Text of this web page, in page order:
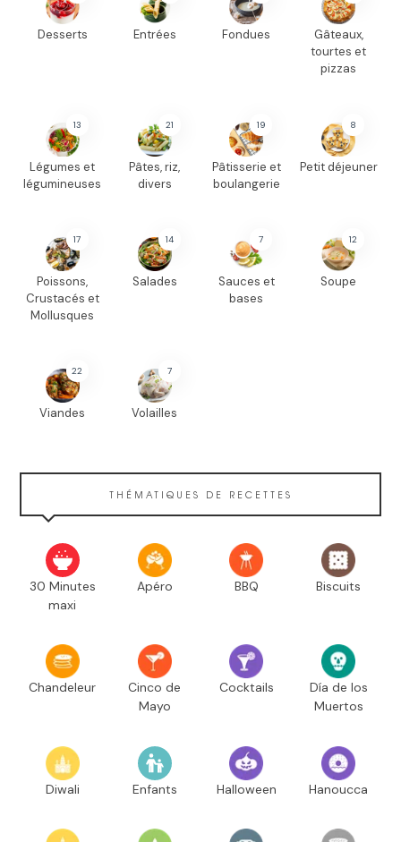
Desserts Entrées Fondues
Gâteaux,
tourtes et
pizzas
13
Légumes et
légumineuses
21
Pâtes, riz,
divers
19
Pâtisserie et
boulangerie
8
Petit déjeuner
17
Poissons,
Crustacés et
Mollusques
14
Salades
7
Sauces et
bases
12
Soupe
22
Viandes
7
Volailles
THÉMATIQUES DE RECETTES
30 Minutes
maxi
Apéro BBQ Biscuits
Chandeleur
Cinco de
Mayo
Cocktails
Día de los
Muertos
Diwali Enfants Halloween Hanoucca